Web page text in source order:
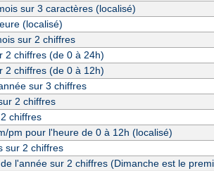
sur 3 caractères (localisé)
(localisé)
sur 2 chiffres
2 chiffres (de 0 à 24h)
2 chiffres (de 0 à 12h)
sur 3 chiffres
2 chiffres
chiffres
pm pour l'heure de 0 à 12h (localisé)
sur 2 chiffres
l'année sur 2 chiffres (Dimanche est le